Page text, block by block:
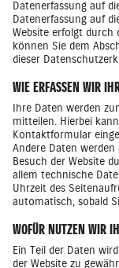
Datenerfassung auf
Datenerfassung auf
Website erfolgt durch
können Sie dem
dieser
WIE ERFASSEN WIR
Ihre Daten werden
mitteilen. Hierbei
Kontaktformular
Andere Daten
Besuch der Website
allem technische
Uhrzeit des
automatisch, sobald
WOFÜR NUTZEN WIR
Ein Teil der Daten
der Website zu